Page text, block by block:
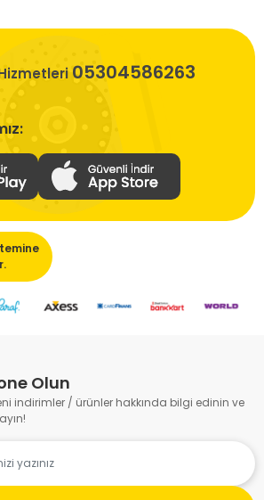
05304586263
Olun
indirimler / ürünler hakkında bilgi edinin ve